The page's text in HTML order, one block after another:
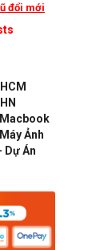
đổi mới
Ảnh
Dự Án